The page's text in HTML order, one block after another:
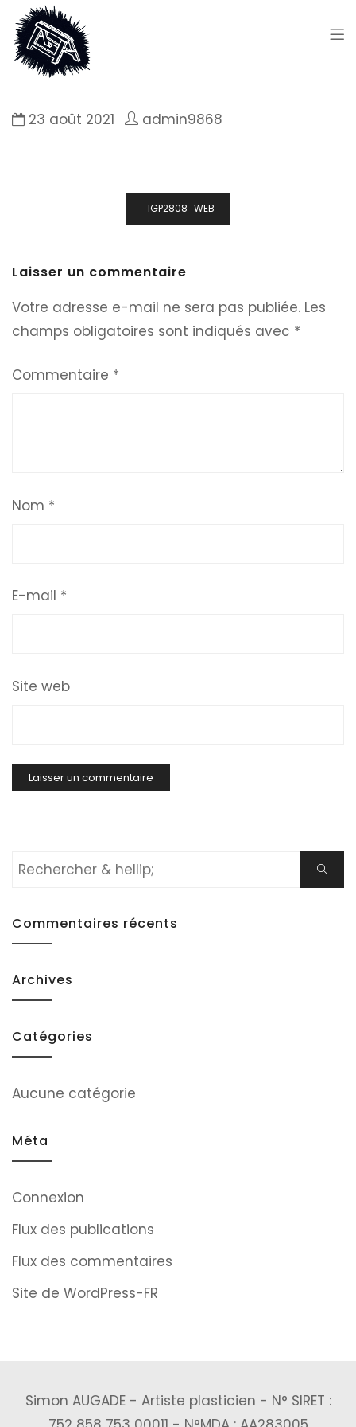
23 août 2021 admin9868
_IGP2808_WEB
Laisser un commentaire
Votre adresse e-mail ne sera pas publiée. Les
champs obligatoires sont indiqués avec *
Commentaire *
Nom *
E-mail *
Site web
Rechercher:
Commentaires récents
Archives
Catégories
Aucune catégorie
Méta
Connexion
Flux des publications
Flux des commentaires
Site de WordPress-FR
Simon AUGADE - Artiste plasticien - N° SIRET :